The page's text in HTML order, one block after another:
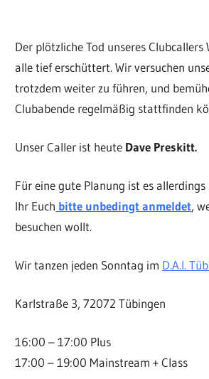
Der plötzliche Tod unseres
alle tief erschüttert. Wir versuchen
trotzdem weiter zu führen, und
Clubabende regelmäßig stattfinden
Unser Caller ist heute Dave Preskitt.
Für eine gute Planung ist es
Ihr Euch bitte unbedingt anmeldet,
besuchen wollt.
Wir tanzen jeden Sonntag im D.A.I.
Karlstraße 3, 72072 Tübingen
16:00 – 17:00 Plus
17:00 – 19:00 Mainstream + Class